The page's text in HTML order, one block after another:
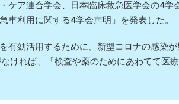
ア連合学会、日本臨床救急医学会の4学
車利用に関する4学会声明」を発表した。
効活用するために、新型コロナの感染
ければ、「検査や薬のためにあわてて医